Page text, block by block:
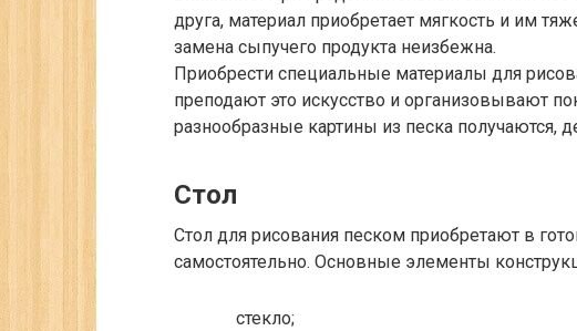
друга, материал приобретает мягкость и им
замена сыпучего продукта неизбежна.
Приобрести специальные материалы для
преподают это искусство и организовывают
разнообразные картины из песка получаются,
Стол
Стол для рисования песком приобретают в
самостоятельно. Основные элементы
стекло;